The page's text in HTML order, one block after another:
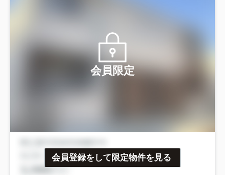
会員限定
会員登録をして限定物件を見る